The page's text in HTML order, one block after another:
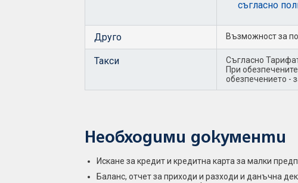
съгласно
Друго Възможност за
Такси
Съгласно
При
обезпечението -
Необходими документи
Искане за кредит и кредитна карта за малки
Баланс, отчет за приходи и разходи и данъчна